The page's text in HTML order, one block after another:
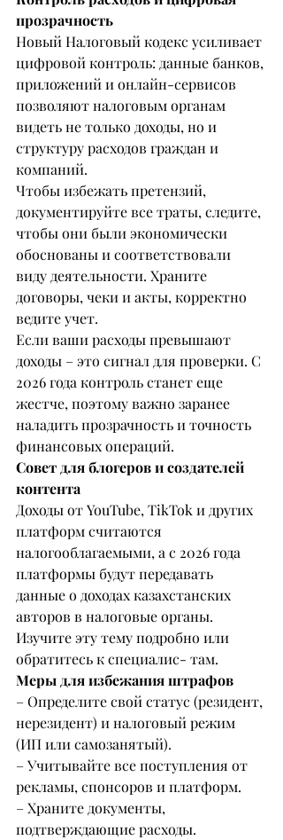
прозрачность
Новый Налоговый кодекс усиливает
цифровой контроль: данные банков,
приложений и онлайн-сервисов
позволяют налоговым органам
видеть не только доходы, но и
структуру расходов граждан и
компаний.
Чтобы избежать претензий,
документируйте все траты, следите,
чтобы они были экономически
обоснованы и соответствовали
виду деятельности. Храните
договоры, чеки и акты, корректно
ведите учет.
Если ваши расходы превышают
доходы – это сигнал для проверки. С
2026 года контроль станет еще
жестче, поэтому важно заранее
наладить прозрачность и точность
финансовых операций.
Совет для блогеров и создателей
контента
Доходы от YouTube, TikTok и других
платформ считаются
налогооблагаемыми, а с 2026 года
платформы будут передавать
данные о доходах казахстанских
авторов в налоговые органы.
Изучите эту тему подробно или
обратитесь к специалис- там.
Меры для избежания штрафов
– Определите свой статус (резидент,
нерезидент) и налоговый режим
(ИП или самозанятый).
– Учитывайте все поступления от
рекламы, спонсоров и платформ.
– Храните документы,
подтверждающие расходы.